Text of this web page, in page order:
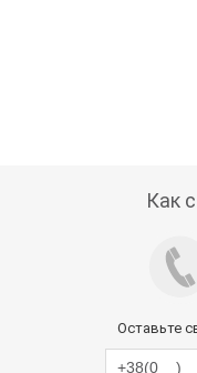
Как
Оставьте